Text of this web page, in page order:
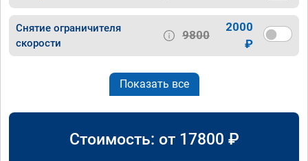
Снятие ограничителя
скорости
9800
2000
₽
Показать все
Стоимость: от 17800 ₽